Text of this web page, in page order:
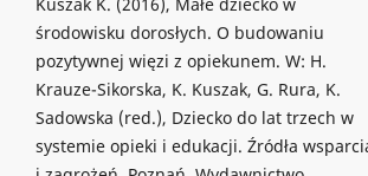
środowisku dorosłych. O budowaniu
pozytywnej więzi z opiekunem. W: H.
Krauze-Sikorska, K. Kuszak, G. Rura, K.
Sadowska (red.), Dziecko do lat trzech w
systemie opieki i edukacji. Źródła